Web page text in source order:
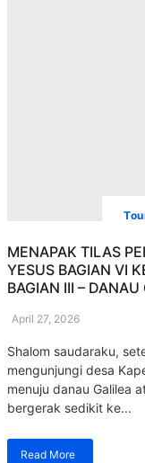
MENAPAK TILAS
YESUS BAGIAN VI
BAGIAN III –
April 27, 2026
Shalom saudaraku,
mengunjungi desa
menuju danau Galilea
bergerak sedikit ke...
Read More